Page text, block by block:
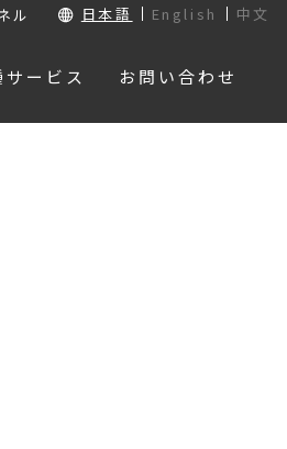
ル 日本語 English 中文
サービス お問い合わせ